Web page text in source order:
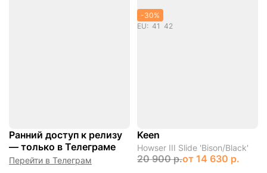
Ранний доступ к релизу
— только в Телеграме
Перейти в Телеграм
-30%
EU: 41 42
Keen
Howser III Slide 'Bison/Black'
20 900 р.от 14 630 р.